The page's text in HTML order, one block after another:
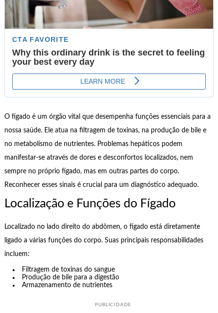
O fígado é um órgão vital que desempenha funções essenciais para a
nossa saúde. Ele atua na filtragem de toxinas, na produção de bile e
no metabolismo de nutrientes. Problemas hepáticos podem
manifestar-se através de dores e desconfortos localizados, nem
sempre no próprio fígado, mas em outras partes do corpo.
Reconhecer esses sinais é crucial para um diagnóstico adequado.
Localização e Funções do Fígado
Localizado no lado direito do abdômen, o fígado está diretamente
ligado a várias funções do corpo. Suas principais responsabilidades
incluem:
Filtragem de toxinas do sangue
Produção de bile para a digestão
Armazenamento de nutrientes
PUBLICIDADE